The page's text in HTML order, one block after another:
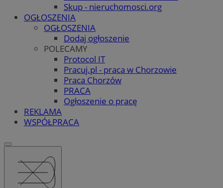
Skup - nieruchomosci.org
OGŁOSZENIA
OGŁOSZENIA
Dodaj ogłoszenie
POLECAMY
Protocol IT
Pracuj.pl - praca w Chorzowie
Praca Chorzów
PRACA
Ogłoszenie o pracę
REKLAMA
WSPÓŁPRACA